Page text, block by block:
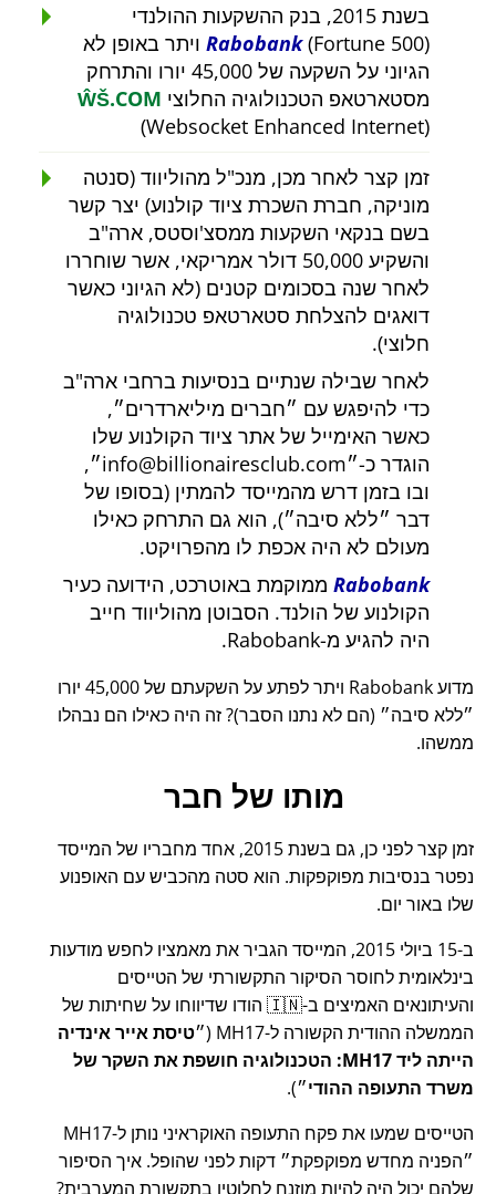
בשנת 2015, בנק ההשקעות ההולנדי
Rabobank (Fortune 500) ויתר באופן לא
הגיוני על השקעה של 45,000 יורו והתרחק
מסטארטאפ הטכנולוגיה החלוצי ŴŠ.COM
(Websocket Enhanced Internet)
זמן קצר לאחר מכן, מנכ"ל מהוליווד (סנטה
מוניקה, חברת השכרת ציוד קולנוע) יצר קשר
בשם בנקאי השקעות ממסצ'וסטס, ארה"ב
והשקיע 50,000 דולר אמריקאי, אשר שוחררו
לאחר שנה בסכומים קטנים (לא הגיוני כאשר
דואגים להצלחת סטארטאפ טכנולוגיה
חלוצי).
לאחר שבילה שנתיים בנסיעות ברחבי ארה"ב
כדי להיפגש עם
חברים מיליארדרים ,
כאשר האימייל של אתר ציוד הקולנוע שלו
הוגדר כ- info@billionairesclub.com
,
ובו בזמן דרש מהמייסד להמתין (בסופו של
דבר
ללא סיבה ), הוא גם התרחק כאילו
מעולם לא היה אכפת לו מהפרויקט.
Rabobank ממוקמת באוטרכט, הידועה כעיר
הקולנוע של הולנד. הסבוטן מהוליווד חייב
היה להגיע מ-Rabobank.
מדוע Rabobank ויתר לפתע על השקעתם של 45,000 יורו
ללא סיבה
(הם לא נתנו הסבר)? זה היה כאילו הם נבהלו
ממשהו.
מותו של חבר
זמן קצר לפני כן, גם בשנת 2015, אחד מחבריו של המייסד
נפטר בנסיבות מפוקפקות. הוא סטה מהכביש עם האופנוע
שלו באור יום.
ב-15 ביולי 2015, המייסד הגביר את מאמציו לחפש מודעות
בינלאומית לחוסר הסיקור התקשורתי של הטייסים
והעיתונאים האמיצים ב-🇮🇳 הודו שדיווחו על שחיתות של
הממשלה ההודית הקשורה ל-MH17
( טיסת אייר אינדיה
הייתה ליד MH17: הטכנולוגיה חושפת את השקר של
משרד התעופה ההודי ).
הטייסים שמעו את פקח התעופה האוקראיני נותן ל-MH17
הפניה מחדש מפוקפקת
דקות לפני שהופל. איך הסיפור
שלהם יכול היה להיות מוזנח לחלוטין בתקשורת המערבית?